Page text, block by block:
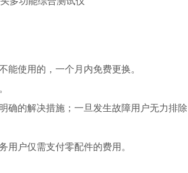
能使用的，一个月内免费更换。
的解决措施；一旦发生故障用户无力排
用户仅需支付零配件的费用。